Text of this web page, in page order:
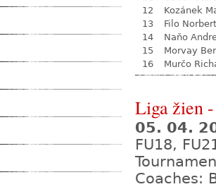
12
Kozánek
13
Filo Norbert
14
Naňo
15
Morvay
16
Murčo
Liga žien
05. 04.
FU18,
Coaches: